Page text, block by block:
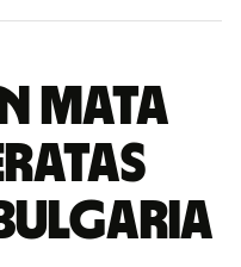
mata